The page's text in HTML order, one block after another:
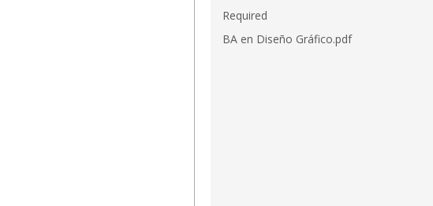
Required
BA en Diseño Gráfico.pdf